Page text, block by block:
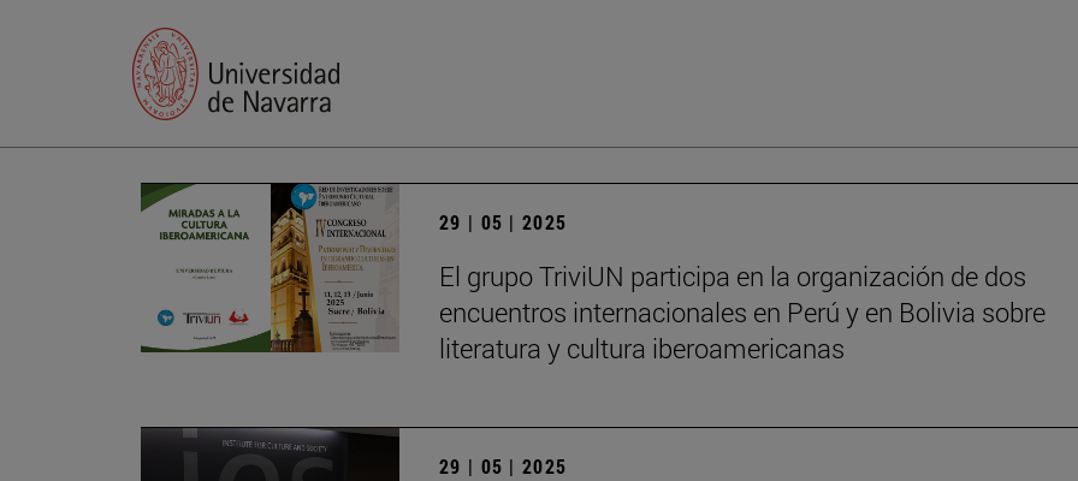
29 | 05 | 2025
El grupo TriviUN participa en la organización de dos
encuentros internacionales en Perú y en Bolivia sobre
literatura y cultura iberoamericanas
29 | 05 | 2025